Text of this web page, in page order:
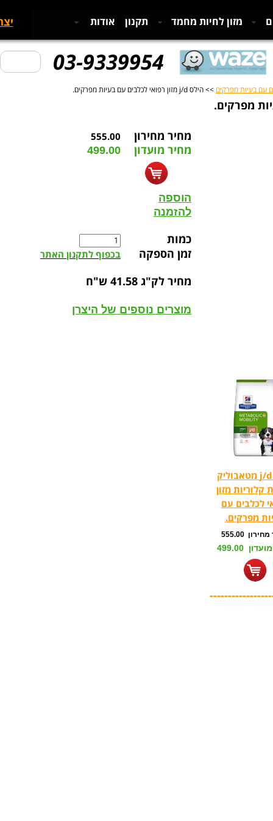
מזון לחיות מחמד תקנון אודות
03-9339954
עם בעיות מפרקים >> הילס j/d מזון רפואי לכלבים עם בעיות מפרקים.
מחיר מחירון 555.00
מחיר מועדון 499.00
הוספה
להזמנה
כמות
זמן הספקה
בכפוף לתקנון האתר
מחיר לק"ג 41.58 ש"ח
מוצרים נוספים של היצרן
הילס j/d מטאבוליק
קלוריות מזון
לכלבים עם
מפרקים.
555.00
499.00